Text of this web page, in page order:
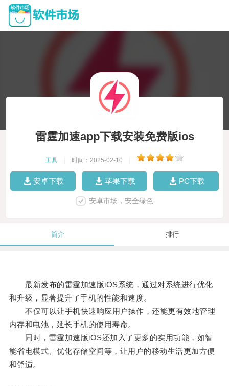
雷霆加速app下载安装免费版ios
工具 时间：2025-02-10
安卓下载 苹果下载 PC下载
安卓市场，安全绿色
简介 排行
最新发布的雷霆加速版iOS系统，通过对系统进行优化
和升级，显著提升了手机的性能和速度。
不仅可以让手机快速响应用户操作，还能更有效地管理
内存和电池，延长手机的使用寿命。
同时，雷霆加速版iOS还加入了更多的实用功能，如智
能省电模式、优化存储空间等，让用户的移动生活更加方便
和舒适。